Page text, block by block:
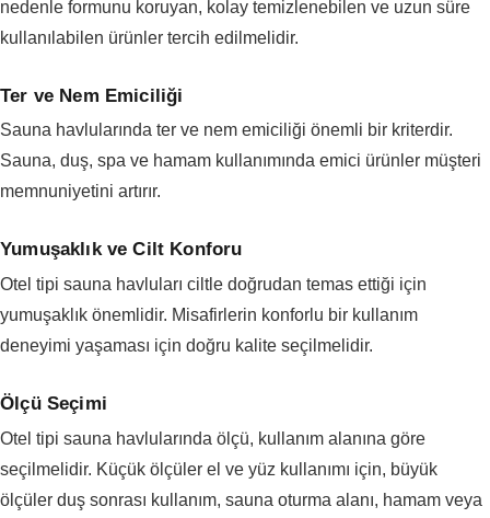
nedenle formunu koruyan, kolay temizlenebilen ve uzun süre
kullanılabilen ürünler tercih edilmelidir.
Ter ve Nem Emiciliği
Sauna havlularında ter ve nem emiciliği önemli bir kriterdir.
Sauna, duş, spa ve hamam kullanımında emici ürünler müşteri
memnuniyetini artırır.
Yumuşaklık ve Cilt Konforu
Otel tipi sauna havluları ciltle doğrudan temas ettiği için
yumuşaklık önemlidir. Misafirlerin konforlu bir kullanım
deneyimi yaşaması için doğru kalite seçilmelidir.
Ölçü Seçimi
Otel tipi sauna havlularında ölçü, kullanım alanına göre
seçilmelidir. Küçük ölçüler el ve yüz kullanımı için, büyük
ölçüler duş sonrası kullanım, sauna oturma alanı, hamam veya